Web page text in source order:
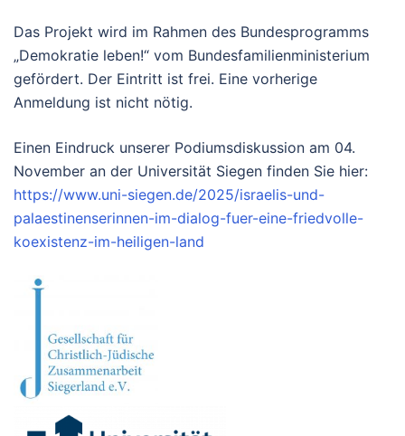
Das Projekt wird im Rahmen des Bundesprogramms
„Demokratie leben!“ vom Bundesfamilienministerium
gefördert. Der Eintritt ist frei. Eine vorherige
Anmeldung ist nicht nötig.
Einen Eindruck unserer Podiumsdiskussion am 04.
November an der Universität Siegen finden Sie hier:
https://www.uni-siegen.de/2025/israelis-und-
palaestinenserinnen-im-dialog-fuer-eine-friedvolle-
koexistenz-im-heiligen-land